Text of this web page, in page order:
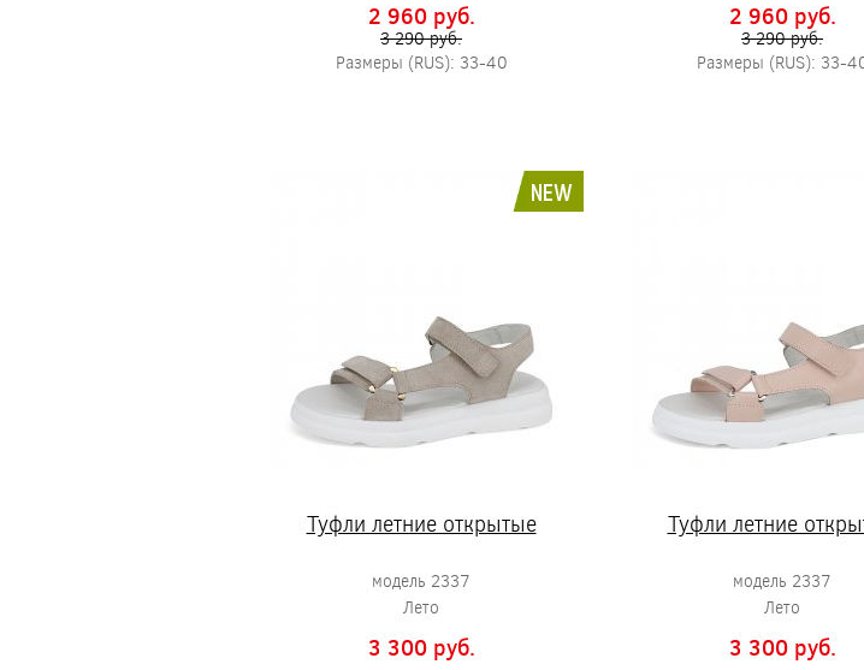
2 960 pуб.
3 290 pуб.
Размеры (RUS): 33-40
2 960 pуб.
3 290 pуб.
Размеры (RUS): 33-
NEW
Туфли летние открытые
модель 2337
Лето
3 300 pуб.
Туфли летние
модель 2337
Лето
3 300 pуб.